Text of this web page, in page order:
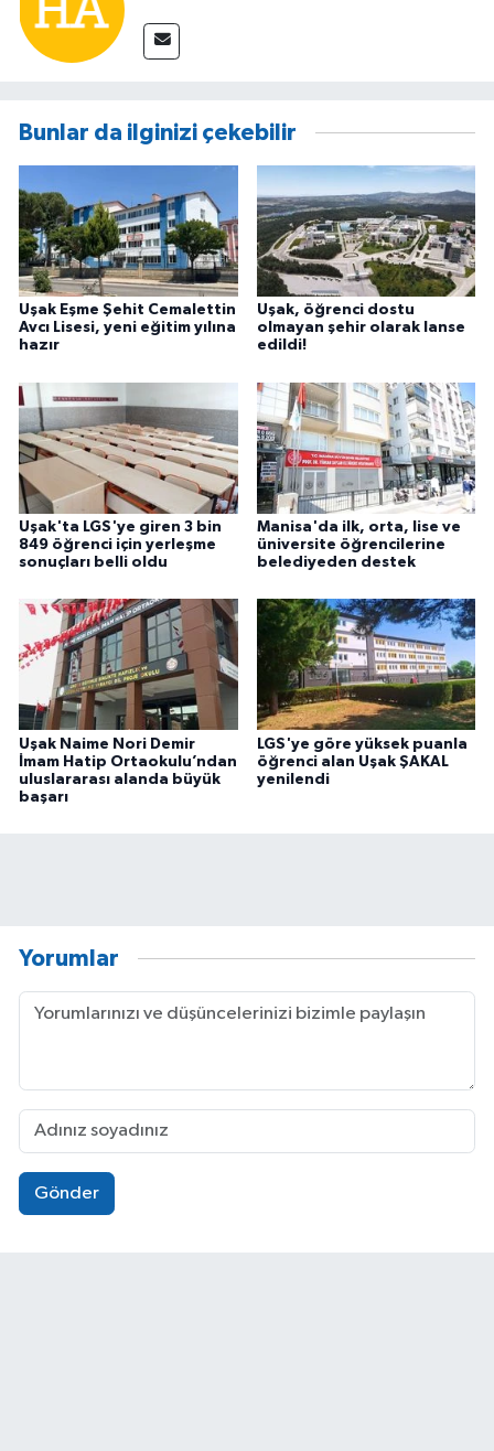
Bunlar da ilginizi çekebilir
Uşak Eşme Şehit Cemalettin
Avcı Lisesi, yeni eğitim yılına
hazır
Uşak, öğrenci dostu
olmayan şehir olarak lanse
edildi!
Uşak'ta LGS'ye giren 3 bin
849 öğrenci için yerleşme
sonuçları belli oldu
Manisa'da ilk, orta, lise ve
üniversite öğrencilerine
belediyeden destek
Uşak Naime Nori Demir
İmam Hatip Ortaokulu’ndan
uluslararası alanda büyük
başarı
LGS'ye göre yüksek puanla
öğrenci alan Uşak ŞAKAL
yenilendi
Yorumlar
Gönder